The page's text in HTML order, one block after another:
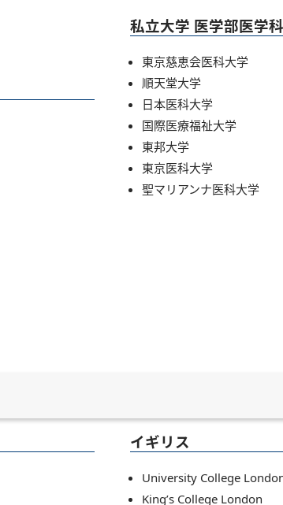
私立大学 医学部医学科
東京慈恵会医科大学
順天堂大学
日本医科大学
国際医療福祉大学
東邦大学
東京医科大学
聖マリアンナ医科大学
イギリス
University College
King’s College London